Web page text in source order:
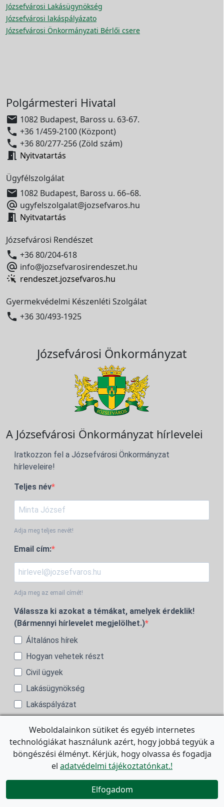
Józsefvárosi Lakásügynökség
Józsefvárosi lakáspályázato
Józsefvárosi Önkormányzati Bérlői csere
Polgármesteri Hivatal
 1082 Budapest, Baross u. 63-67.
 +36 1/459-2100 (Központ)
 +36 80/277-256 (Zöld szám)
 Nyitvatartás
Ügyfélszolgálat
 1082 Budapest, Baross u. 66–68.
 ugyfelszolgalat@jozsefvaros.hu
 Nyitvatartás
Józsefvárosi Rendészet
 +36 80/204-618
 info@jozsefvarosirendeszet.hu
rendeszet.jozsefvaros.hu
Gyermekvédelmi Készenléti Szolgálat
 +36 30/493-1925
Józsefvárosi Önkormányzat
A Józsefvárosi Önkormányzat hírlevelei
Iratkozzon fel a Józsefvárosi Önkormányzat
hírleveleire!
Teljes név
Adja meg teljes nevét!
Email cím:
Adja meg az email címét!
Válassza ki azokat a témákat, amelyek érdeklik!
(Bármennyi hírlevelet megjelölhet.)
Általános hírek
Hogyan vehetek részt
Civil ügyek
Lakásügynökség
Lakáspályázat
Kutyás ügyek
Társasházi hírek
Állami kisajátításban érintett házak lakóinak
Adatkezelési tájékoztató
Weboldalainkon sütiket és egyéb internetes
technológiákat használunk azért, hogy jobbá tegyük a
böngészési élményt. Kérjük, hogy olvassa és fogadja
el adatvédelmi tájékoztatónkat.!
Elfogadom